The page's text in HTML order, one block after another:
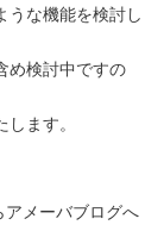
うな機能を検討し
め検討中ですの
ます。
メーバブログへ